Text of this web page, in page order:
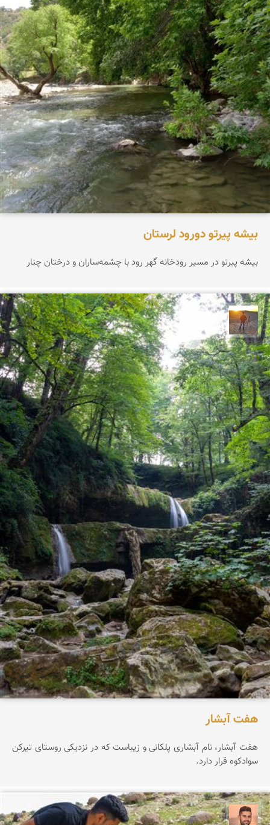
بیشه پیرتو دورود لرستان
بیشه پیرتو در مسیر رودخانه گهر رود با چشمه‌ساران و درختان چنار
هفت آبشار
هفت آبشار، نام آبشاری پلکانی و زیباست که در نزدیکی روستای تیرکن
سوادکوه قرار دارد.
ابراهیم رفیعی